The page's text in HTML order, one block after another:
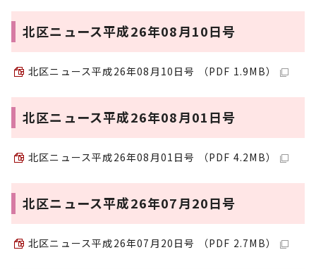
北区ニュース平成26年08月10日号
北区ニュース平成26年08月10日号 （PDF 1.9MB）
北区ニュース平成26年08月01日号
北区ニュース平成26年08月01日号 （PDF 4.2MB）
北区ニュース平成26年07月20日号
北区ニュース平成26年07月20日号 （PDF 2.7MB）